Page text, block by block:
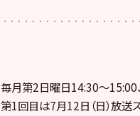
毎月第2日曜日14:30～15:00、
第1回目は7月12日（日）放送ス